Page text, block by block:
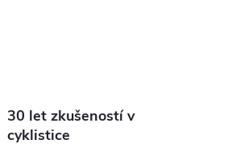
30 let zkušeností v
cyklistice